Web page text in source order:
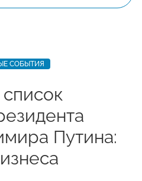
СОБЫТИЯ
Путина: